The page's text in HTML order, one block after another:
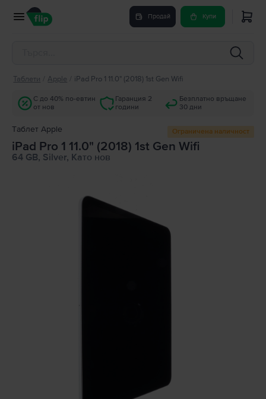
Продай Купи
Таблети Apple iPad Pro 1 11.0" (2018) 1st Gen Wifi
С до 40% по-евтин
от нов
Гаранция 2
години
Безплатно връщане
30 дни
Tаблет Apple Ограничена наличност
iPad Pro 1 11.0" (2018) 1st Gen Wifi
64 GB, Silver, Като нов